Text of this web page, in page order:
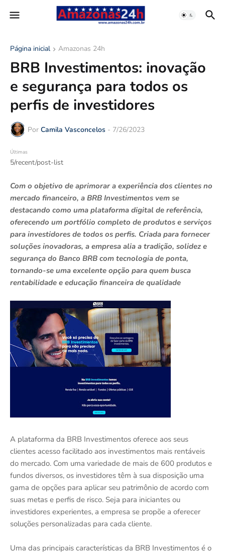
Página inicial Amazonas 24h
BRB Investimentos: inovação
e segurança para todos os
perfis de investidores
Por Camila Vasconcelos - 7/26/2023
Últimas
5/recent/post-list
Com o objetivo de aprimorar a experiência dos clientes no
mercado financeiro, a BRB Investimentos vem se
destacando como uma plataforma digital de referência,
oferecendo um portfólio completo de produtos e serviços
para investidores de todos os perfis. Criada para fornecer
soluções inovadoras, a empresa alia a tradição, solidez e
segurança do Banco BRB com tecnologia de ponta,
tornando-se uma excelente opção para quem busca
rentabilidade e educação financeira de qualidade
A plataforma da BRB Investimentos oferece aos seus
clientes acesso facilitado aos investimentos mais rentáveis
do mercado. Com uma variedade de mais de 600 produtos e
fundos diversos, os investidores têm à sua disposição uma
gama de opções para aplicar seu patrimônio de acordo com
suas metas e perfis de risco. Seja para iniciantes ou
investidores experientes, a empresa se propõe a oferecer
soluções personalizadas para cada cliente.
Uma das principais características da BRB Investimentos é o